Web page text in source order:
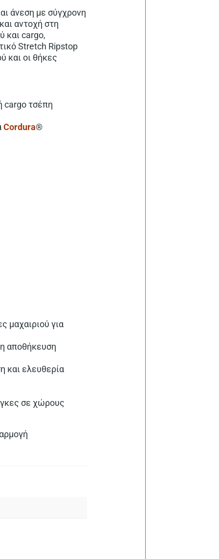
άνεση με σύγχρονη
αντοχή στη
και cargo,
Stretch Ripstop
και οι θήκες
cargo τσέπη
Cordura®
μαχαιριού για
αποθήκευση
και ελευθερία
σε χώρους